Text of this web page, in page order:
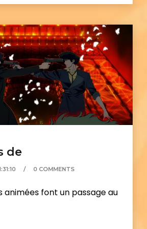
de
0 COMMENTS
animées font un passage au